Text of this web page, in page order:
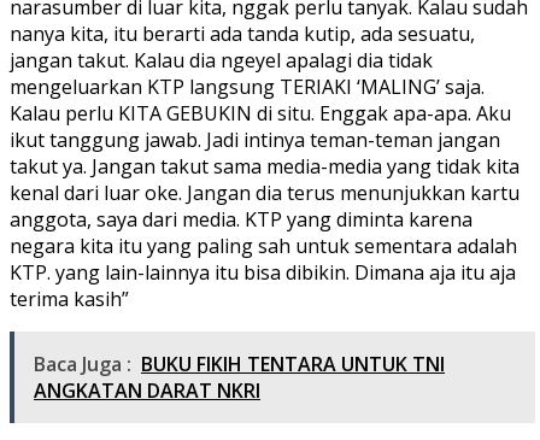
narasumber di luar kita, nggak perlu tanyak. Kalau sudah
nanya kita, itu berarti ada tanda kutip, ada sesuatu,
jangan takut. Kalau dia ngeyel apalagi dia tidak
mengeluarkan KTP langsung TERIAKI ‘MALING’ saja.
Kalau perlu KITA GEBUKIN di situ. Enggak apa-apa. Aku
ikut tanggung jawab. Jadi intinya teman-teman jangan
takut ya. Jangan takut sama media-media yang tidak kita
kenal dari luar oke. Jangan dia terus menunjukkan kartu
anggota, saya dari media. KTP yang diminta karena
negara kita itu yang paling sah untuk sementara adalah
KTP. yang lain-lainnya itu bisa dibikin. Dimana aja itu aja
terima kasih”
Baca Juga : BUKU FIKIH TENTARA UNTUK TNI
ANGKATAN DARAT NKRI